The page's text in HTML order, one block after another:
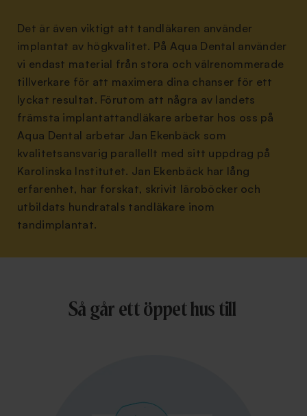
Det är även viktigt att tandläkaren använder
implantat av högkvalitet. På Aqua Dental använder
vi endast material från stora och välrenommerade
tillverkare för att maximera dina chanser för ett
lyckat resultat. Förutom att några av landets
främsta implantattandläkare arbetar hos oss på
Aqua Dental arbetar Jan Ekenbäck som
kvalitetsansvarig parallellt med sitt uppdrag på
Karolinska Institutet. Jan Ekenbäck har lång
erfarenhet, har forskat, skrivit läroböcker och
utbildats hundratals tandläkare inom
tandimplantat.
Så går ett öppet hus till